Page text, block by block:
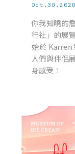
Oct.30.2020
你我知曉的
行社」的展
始於 Karren
人們與伴侶
身感受！